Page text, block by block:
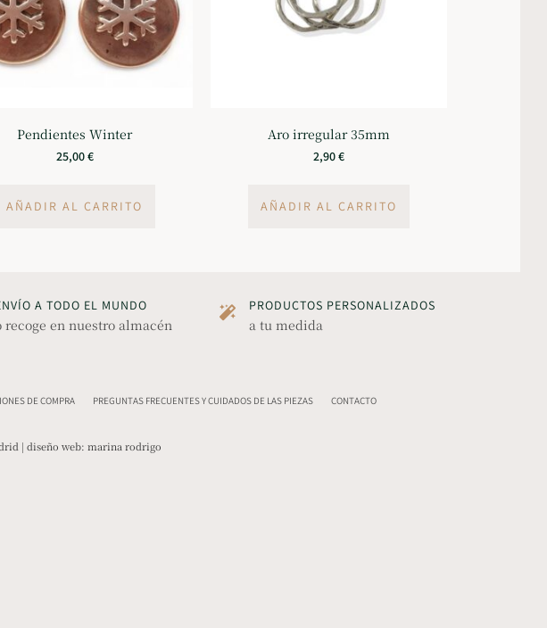
Pendientes Winter
25,00€
AÑADIR AL CARRITO
Aro irregular 35mm
2,90€
AÑADIR AL CARRITO
A TODO EL MUNDO
recoge en nuestro almacén
PRODUCTOS PERSONALIZADOS
a tu medida
DE COMPRA PREGUNTAS FRECUENTES Y CUIDADOS DE LAS PIEZAS CONTACTO
| diseño web: marina rodrigo